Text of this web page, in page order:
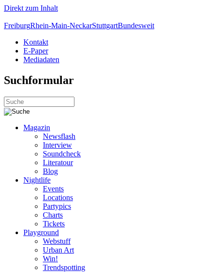
Direkt zum Inhalt
FreiburgRhein-Main-NeckarStuttgartBundesweit
Kontakt
E-Paper
Mediadaten
Suchformular
Magazin
Newsflash
Interview
Soundcheck
Literatour
Blog
Nightlife
Events
Locations
Partypics
Charts
Tickets
Playground
Webstuff
Urban Art
Win!
Trendspotting